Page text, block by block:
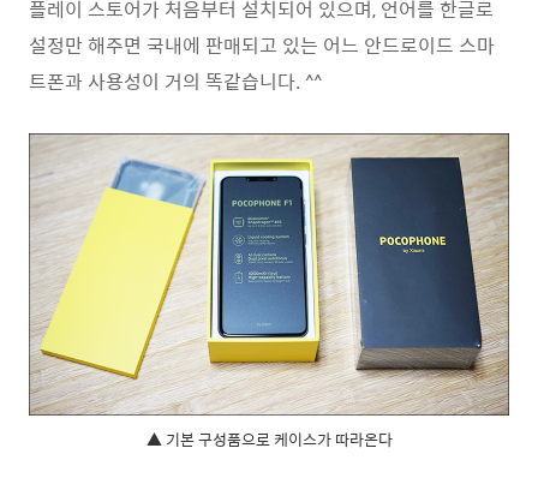
플레이 스토어가 처음부터 설치되어 있으며, 언어를 한글로
설정만 해주면 국내에 판매되고 있는 어느 안드로이드 스마
트폰과 사용성이 거의 똑같습니다. ^^
▲ 기본 구성품으로 케이스가 따라온다